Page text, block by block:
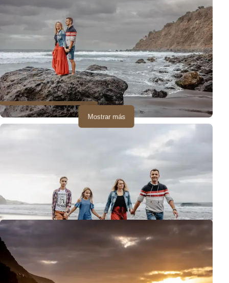
Pareja tierna posando en rocas volcánicas negras playa Socorro
Mostrar más
Playa del Socorro es una de esas playas en el norte de Tenerife
que cautiva con su carácter salvaje. Arena volcánica negra,
poderosas olas del Atlántico y acantilados dramáticos crean un
fondo increíble para las sesiones familiares.